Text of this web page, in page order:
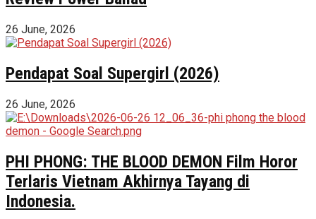
26 June, 2026
Pendapat Soal Supergirl (2026)
26 June, 2026
PHI PHONG: THE BLOOD DEMON Film Horor
Terlaris Vietnam Akhirnya Tayang di
Indonesia.